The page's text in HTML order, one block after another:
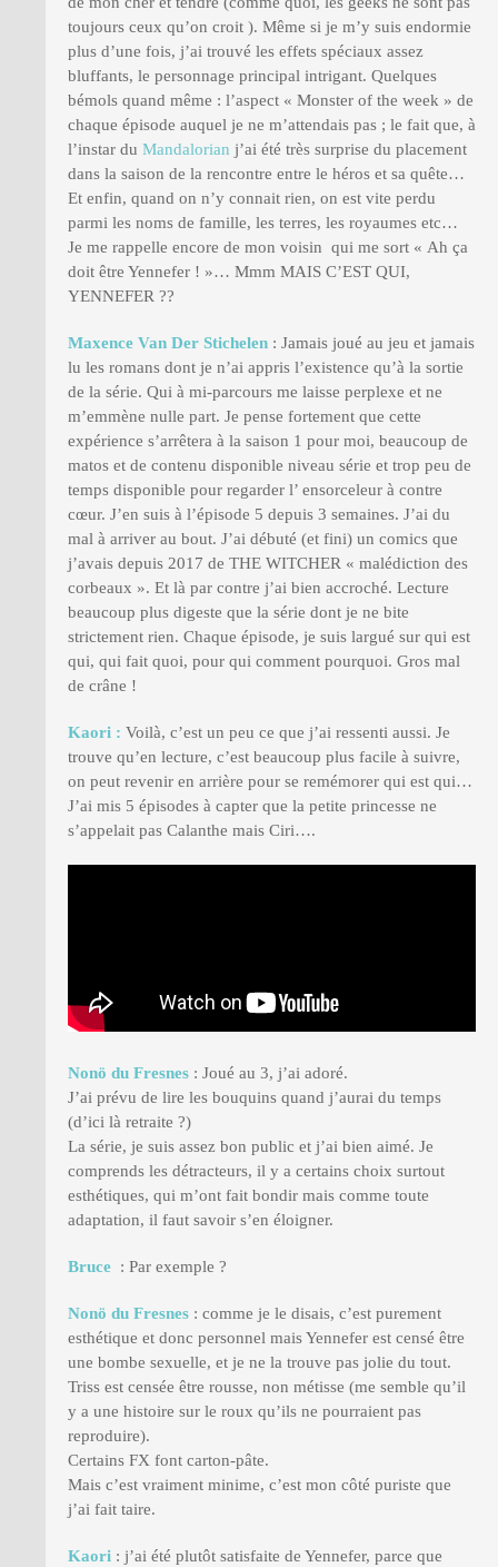
toujours ceux qu’on croit ). Même si je m’y suis endormie
plus d’une fois, j’ai trouvé les effets spéciaux assez
bluffants, le personnage principal intrigant. Quelques
bémols quand même : l’aspect « Monster of the week » de
chaque épisode auquel je ne m’attendais pas ; le fait que, à
l’instar du Mandalorian j’ai été très surprise du placement
dans la saison de la rencontre entre le héros et sa quête…
Et enfin, quand on n’y connait rien, on est vite perdu
parmi les noms de famille, les terres, les royaumes etc…
Je me rappelle encore de mon voisin qui me sort « Ah ça
doit être Yennefer ! »… Mmm MAIS C’EST QUI,
YENNEFER ??
Maxence Van Der Stichelen : Jamais joué au jeu et jamais
lu les romans dont je n’ai appris l’existence qu’à la sortie
de la série. Qui à mi-parcours me laisse perplexe et ne
m’emmène nulle part. Je pense fortement que cette
expérience s’arrêtera à la saison 1 pour moi, beaucoup de
matos et de contenu disponible niveau série et trop peu de
temps disponible pour regarder l’ ensorceleur à contre
cœur. J’en suis à l’épisode 5 depuis 3 semaines. J’ai du
mal à arriver au bout. J’ai débuté (et fini) un comics que
j’avais depuis 2017 de THE WITCHER « malédiction des
corbeaux ». Et là par contre j’ai bien accroché. Lecture
beaucoup plus digeste que la série dont je ne bite
strictement rien. Chaque épisode, je suis largué sur qui est
qui, qui fait quoi, pour qui comment pourquoi. Gros mal
de crâne !
Kaori : Voilà, c’est un peu ce que j’ai ressenti aussi. Je
trouve qu’en lecture, c’est beaucoup plus facile à suivre,
on peut revenir en arrière pour se remémorer qui est qui…
J’ai mis 5 épisodes à capter que la petite princesse ne
s’appelait pas Calanthe mais Ciri….
Nonö du Fresnes : Joué au 3, j’ai adoré.
J’ai prévu de lire les bouquins quand j’aurai du temps
(d’ici là retraite ?)
La série, je suis assez bon public et j’ai bien aimé. Je
comprends les détracteurs, il y a certains choix surtout
esthétiques, qui m’ont fait bondir mais comme toute
adaptation, il faut savoir s’en éloigner.
Bruce : Par exemple ?
Nonö du Fresnes : comme je le disais, c’est purement
esthétique et donc personnel mais Yennefer est censé être
une bombe sexuelle, et je ne la trouve pas jolie du tout.
Triss est censée être rousse, non métisse (me semble qu’il
y a une histoire sur le roux qu’ils ne pourraient pas
reproduire).
Certains FX font carton-pâte.
Mais c’est vraiment minime, c’est mon côté puriste que
j’ai fait taire.
Kaori : j’ai été plutôt satisfaite de Yennefer, parce que